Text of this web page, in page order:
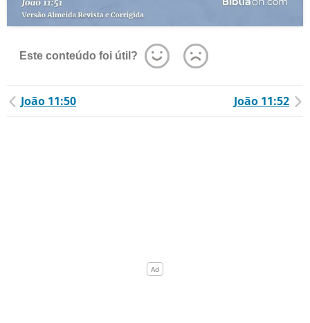
Este conteúdo foi útil?
João 11:50 João 11:52